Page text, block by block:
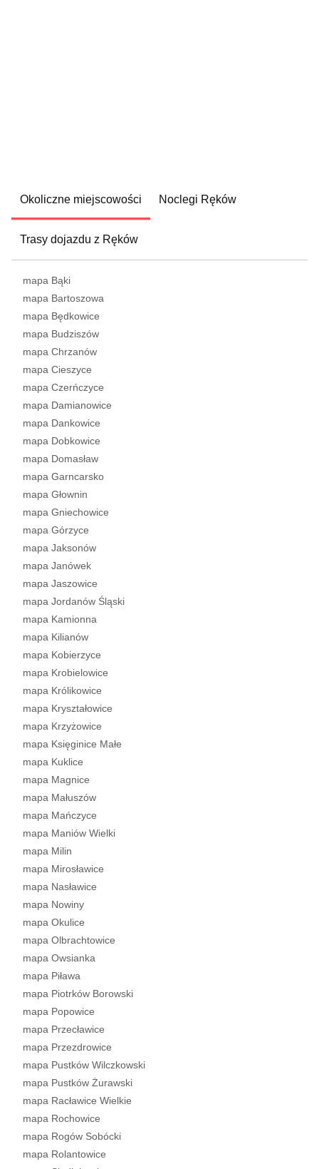
Okoliczne miejscowości Noclegi Ręków
Trasy dojazdu z Ręków
mapa Bąki
mapa Bartoszowa
mapa Będkowice
mapa Budziszów
mapa Chrzanów
mapa Cieszyce
mapa Czerńczyce
mapa Damianowice
mapa Dankowice
mapa Dobkowice
mapa Domasław
mapa Garncarsko
mapa Głownin
mapa Gniechowice
mapa Górzyce
mapa Jaksonów
mapa Janówek
mapa Jaszowice
mapa Jordanów Śląski
mapa Kamionna
mapa Kilianów
mapa Kobierzyce
mapa Krobielowice
mapa Królikowice
mapa Kryształowice
mapa Krzyżowice
mapa Księginice Małe
mapa Kuklice
mapa Magnice
mapa Małuszów
mapa Mańczyce
mapa Maniów Wielki
mapa Milin
mapa Mirosławice
mapa Nasławice
mapa Nowiny
mapa Okulice
mapa Olbrachtowice
mapa Owsianka
mapa Piława
mapa Piotrków Borowski
mapa Popowice
mapa Przecławice
mapa Przezdrowice
mapa Pustków Wilczkowski
mapa Pustków Żurawski
mapa Racławice Wielkie
mapa Rochowice
mapa Rogów Sobócki
mapa Rolantowice